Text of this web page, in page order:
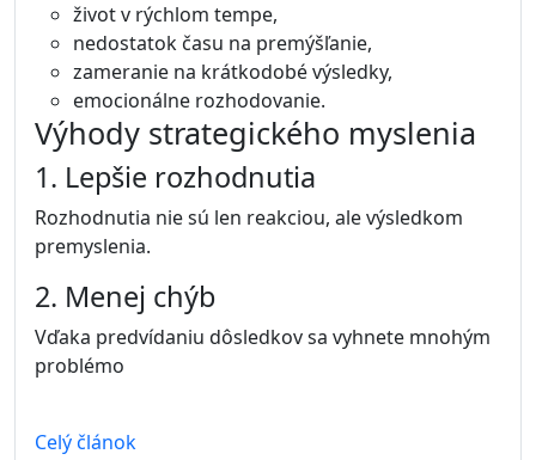
život v rýchlom tempe,
nedostatok času na premýšľanie,
zameranie na krátkodobé výsledky,
emocionálne rozhodovanie.
Výhody strategického myslenia
1. Lepšie rozhodnutia
Rozhodnutia nie sú len reakciou, ale výsledkom
premyslenia.
2. Menej chýb
Vďaka predvídaniu dôsledkov sa vyhnete mnohým
problémo
Celý článok